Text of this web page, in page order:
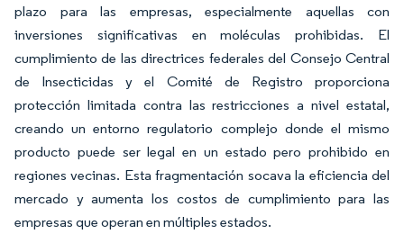
plazo para las empresas, especialmente aquellas con
inversiones significativas en moléculas prohibidas. El
cumplimiento de las directrices federales del Consejo Central
de Insecticidas y el Comité de Registro proporciona
protección limitada contra las restricciones a nivel estatal,
creando un entorno regulatorio complejo donde el mismo
producto puede ser legal en un estado pero prohibido en
regiones vecinas. Esta fragmentación socava la eficiencia del
mercado y aumenta los costos de cumplimiento para las
empresas que operan en múltiples estados.